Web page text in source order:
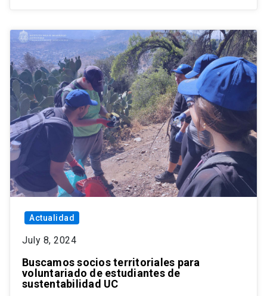
Actualidad
July 8, 2024
Buscamos socios territoriales para
voluntariado de estudiantes de
sustentabilidad UC